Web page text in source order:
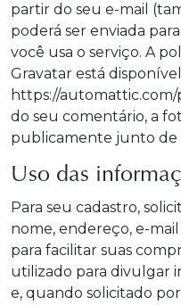
partir do seu e-mail
poderá ser enviada
você usa o serviço. A
Gravatar está
https://automattic.com/
do seu comentário, a
publicamente junto de
Uso das
Para seu cadastro,
nome, endereço, e-
para facilitar suas
utilizado para divulgar
e, quando solicitado